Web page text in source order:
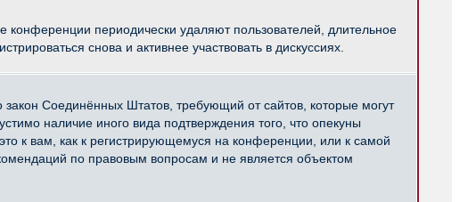
конференции периодически удаляют пользователей, длительное
снова и активнее участвовать в дискуссиях.
Соединённых Штатов, требующий от сайтов, которые могут
наличие иного вида подтверждения того, что опекуны
к вам, как к регистрирующемуся на конференции, или к самой
по правовым вопросам и не является объектом